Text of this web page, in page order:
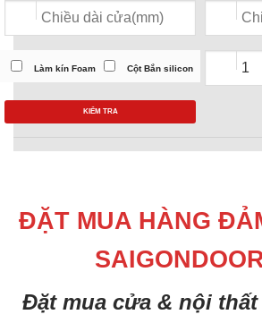
Làm kín Foam Cột Bắn silicon
KIỂM TRA
ĐẶT MUA HÀNG
Đặt mua cửa & nội